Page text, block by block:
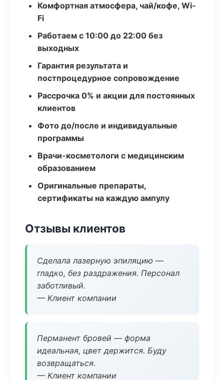
Комфортная атмосфера, чай/кофе, Wi-
Fi
Работаем с 10:00 до 22:00 без
выходных
Гарантия результата и
постпроцедурное сопровождение
Рассрочка 0% и акции для постоянных
клиентов
Фото до/после и индивидуальные
программы
Врачи-косметологи с медицинским
образованием
Оригинальные препараты,
сертификаты на каждую ампулу
Отзывы клиентов
Сделала лазерную эпиляцию —
гладко, без раздражения. Персонал
заботливый.
— Клиент компании
Перманент бровей — форма
идеальная, цвет держится. Буду
возвращаться.
— Клиент компании